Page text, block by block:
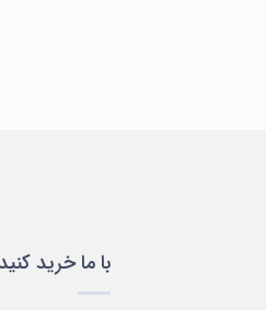
با ما خرید